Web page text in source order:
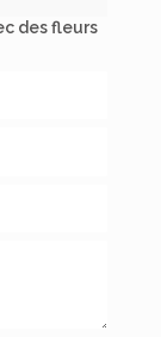
des fleurs